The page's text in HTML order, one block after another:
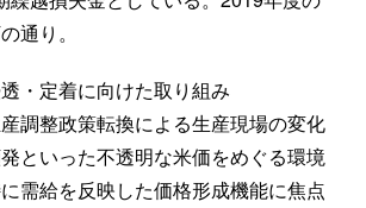
通り。
・定着に向けた取り組み
調整政策転換による生産現場の変化
といった不透明な米価をめぐる環境
需給を反映した価格形成機能に焦点